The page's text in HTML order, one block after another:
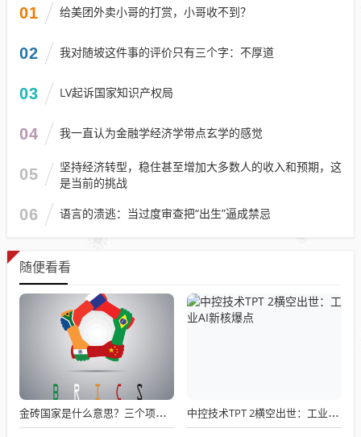
01 给美团外卖小哥的打赏，小哥收不到？
02 我对随坡这件事的评价只有三个字：不厚道
03 LV起诉国家知识产权局
04 我一直认为金融学经济学带点玄学的感觉
05
坚持经济转型，稳住甚至增加大多数人的收入和预期，这
是当前的挑战
06 语言的溃逃：当过度审查把“出生”逼成禁忌
随便看看
金砖国家是什么意思？三个项目看懂金砖本质：不是慈善团，而是利益共同体 中控技术TPT 2横空出世：工业AI新核爆点